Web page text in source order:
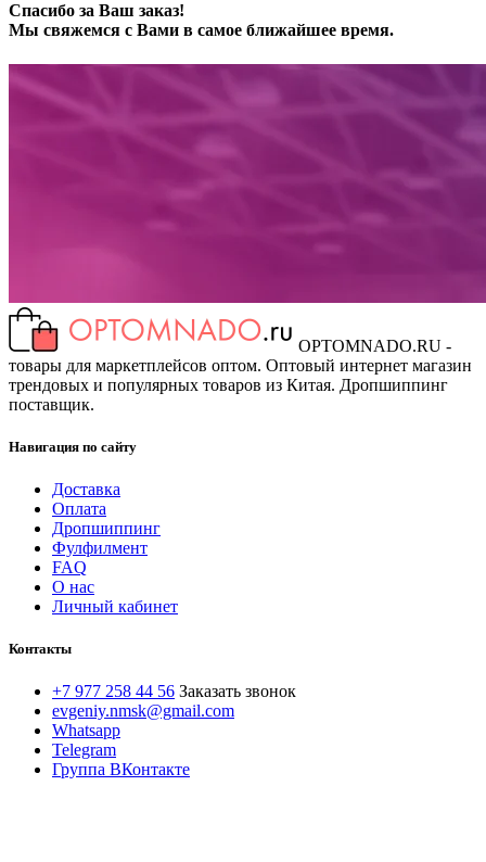
Спасибо за Ваш заказ!
Мы свяжемся с Вами в самое ближайшее время.
OPTOMNADO.RU -
товары для маркетплейсов оптом. Оптовый интернет магазин
трендовых и популярных товаров из Китая. Дропшиппинг
поставщик.
Навигация по сайту
Доставка
Оплата
Дропшиппинг
Фулфилмент
FAQ
О нас
Личный кабинет
Контакты
+7 977 258 44 56 Заказать звонок
evgeniy.nmsk@gmail.com
Whatsapp
Telegram
Группа ВКонтакте